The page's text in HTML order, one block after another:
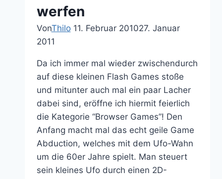
werfen
VonThilo 11. Februar 201027. Januar
2011
Da ich immer mal wieder zwischendurch
auf diese kleinen Flash Games stoße
und mitunter auch mal ein paar Lacher
dabei sind, eröffne ich hiermit feierlich
die Kategorie “Browser Games”! Den
Anfang macht mal das echt geile Game
Abduction, welches mit dem Ufo-Wahn
um die 60er Jahre spielt. Man steuert
sein kleines Ufo durch einen 2D-